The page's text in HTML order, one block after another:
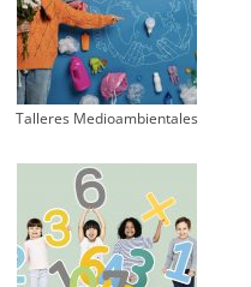
Talleres Medioambientales